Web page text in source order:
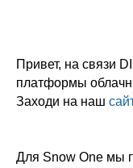
Привет, на связи
платформы
Заходи на наш сайт
Для Snow One мы